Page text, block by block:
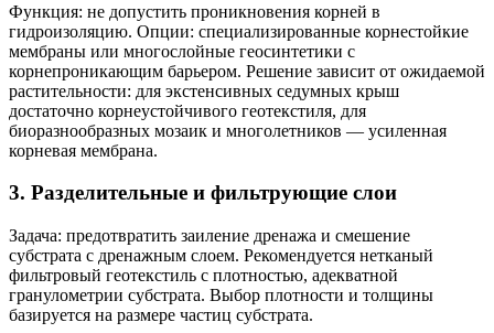
Функция: не допустить проникновения корней в
гидроизоляцию. Опции: специализированные корнестойкие
мембраны или многослойные геосинтетики с
корнепроникающим барьером. Решение зависит от ожидаемой
растительности: для экстенсивных седумных крыш
достаточно корнеустойчивого геотекстиля, для
биоразнообразных мозаик и многолетников — усиленная
корневая мембрана.
3. Разделительные и фильтрующие слои
Задача: предотвратить заиление дренажа и смешение
субстрата с дренажным слоем. Рекомендуется нетканый
фильтровый геотекстиль с плотностью, адекватной
гранулометрии субстрата. Выбор плотности и толщины
базируется на размере частиц субстрата.